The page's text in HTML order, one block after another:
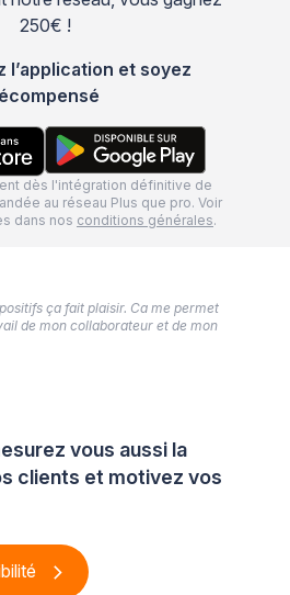
250€ !
l’application et soyez
dès l'intégration définitive de
au réseau Plus que pro. Voir
dans nos conditions générales.
vous aussi la
clients et motivez vos
ça fait plaisir. Ca me permet
de mon collaborateur et de mon